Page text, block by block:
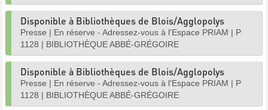
Disponible à Bibliothèques de Blois/Agglopolys
Presse | En réserve - Adressez-vous à l'Espace PRIAM | P
1128 | BIBLIOTHÈQUE ABBÉ-GRÉGOIRE
Disponible à Bibliothèques de Blois/Agglopolys
Presse | En réserve - Adressez-vous à l'Espace PRIAM | P
1128 | BIBLIOTHÈQUE ABBÉ-GRÉGOIRE